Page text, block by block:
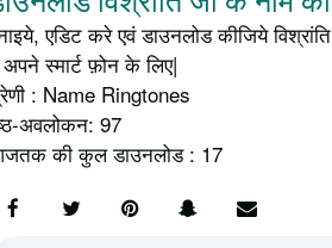
एडिट करे एवं डाउनलोड कीजिये
स्मार्ट फ़ोन के लिए|
: Name Ringtones
अवलोकन: 97
की कुल डाउनलोड : 17